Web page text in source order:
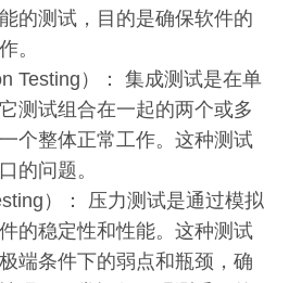
的测试，目的是确保软件的
。
Testing）： 集成测试是在单
测试组合在一起的两个或多
个整体正常工作。这种测试
的问题。
）： 压力测试是通过模拟
的稳定性和性能。这种测试
端条件下的弱点和瓶颈，确